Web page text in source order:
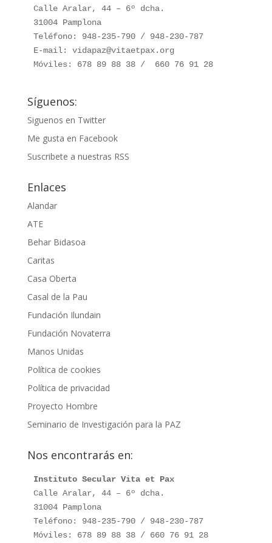
Calle Aralar, 44 – 6º dcha.
31004 Pamplona
Teléfono: 948-235-790 / 948-230-787
E-mail: vidapaz@vitaetpax.org
Móviles: 678 89 88 38 /  660 76 91 28
Síguenos:
Siguenos en Twitter
Me gusta en Facebook
Suscribete a nuestras RSS
Enlaces
Alandar
ATE
Behar Bidasoa
Caritas
Casa Oberta
Casal de la Pau
Fundación Ilundain
Fundación Novaterra
Manos Unidas
Política de cookies
Política de privacidad
Proyecto Hombre
Seminario de Investigación para la PAZ
Nos encontrarás en:
Instituto Secular Vita et Pax
Calle Aralar, 44 – 6º dcha.
31004 Pamplona
Teléfono: 948-235-790 / 948-230-787
Móviles: 678 89 88 38 / 660 76 91 28